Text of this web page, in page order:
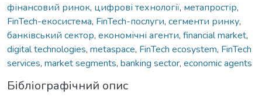
фінансовий ринок, цифрові технології, метапростір,
FinTech-екосистема, FinTech-послуги, сегменти ринку,
банківський сектор, економічні агенти, financial market,
digital technologies, metaspace, FinTech ecosystem, FinTech
services, market segments, banking sector, economic agents
Бібліографічний опис